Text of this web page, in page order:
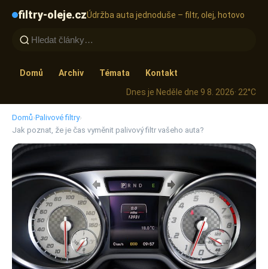
filtry-oleje.czÚdržba auta jednoduše – filtr, olej, hotovo
Domů Archiv Témata
Kontakt
Dnes je Neděle dne 9 8. 2026· 22°C
Domů›Palivové filtry›
Jak poznat, že je čas vyměnit palivový filtr vašeho auta?